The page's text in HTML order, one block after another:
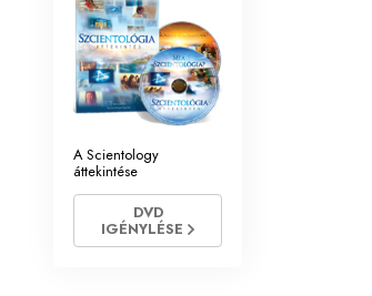
A Scientology
áttekintése
DVD
IGÉNYLÉSE